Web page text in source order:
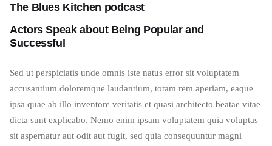
The Blues Kitchen podcast
Actors Speak about Being Popular and
Successful
Sed ut perspiciatis unde omnis iste natus error sit voluptatem
accusantium doloremque laudantium, totam rem aperiam, eaque
ipsa quae ab illo inventore veritatis et quasi architecto beatae vitae
dicta sunt explicabo. Nemo enim ipsam voluptatem quia voluptas
sit aspernatur aut odit aut fugit, sed quia consequuntur magni